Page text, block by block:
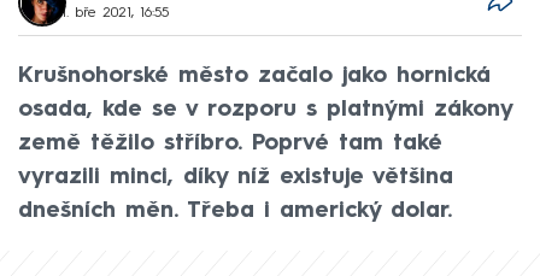
1. bře 2021, 16:55
Krušnohorské město začalo jako hornická
osada, kde se v rozporu s platnými zákony
země těžilo stříbro. Poprvé tam také
vyrazili minci, díky níž existuje většina
dnešních měn. Třeba i americký dolar.